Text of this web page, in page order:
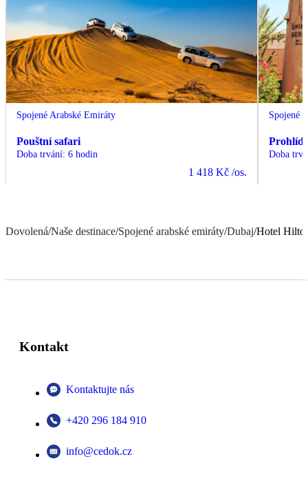
Spojené Arabské Emiráty
Pouštní safari
Doba trvání: 6 hodin
1 418 Kč /os.
Spojené
Doba
Dovolená/Naše destinace/Spojené arabské emiráty/Dubaj/Hotel
Kontakt
Kontaktujte nás
+420 296 184 910
info@cedok.cz